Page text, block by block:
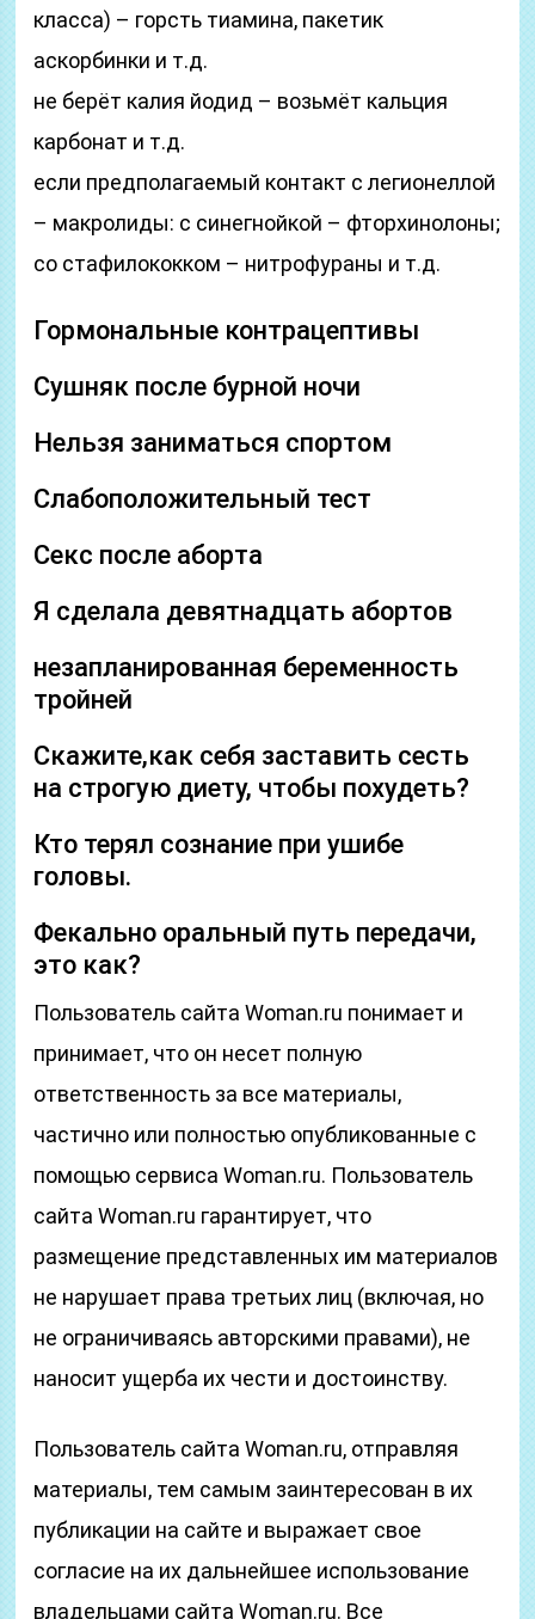
класса) – горсть тиамина, пакетик
аскорбинки и т.д.
не берёт калия йодид – возьмёт кальция
карбонат и т.д.
если предполагаемый контакт с легионеллой
– макролиды: с синегнойкой – фторхинолоны;
со стафилококком – нитрофураны и т.д.
Гормональные контрацептивы
Сушняк после бурной ночи
Нельзя заниматься спортом
Слабоположительный тест
Секс после аборта
Я сделала девятнадцать абортов
незапланированная беременность
тройней
Скажите,как себя заставить сесть
на строгую диету, чтобы похудеть?
Кто терял сознание при ушибе
головы.
Фекально оральный путь передачи,
это как?
Пользователь сайта Woman.ru понимает и
принимает, что он несет полную
ответственность за все материалы,
частично или полностью опубликованные с
помощью сервиса Woman.ru. Пользователь
сайта Woman.ru гарантирует, что
размещение представленных им материалов
не нарушает права третьих лиц (включая, но
не ограничиваясь авторскими правами), не
наносит ущерба их чести и достоинству.
Пользователь сайта Woman.ru, отправляя
материалы, тем самым заинтересован в их
публикации на сайте и выражает свое
согласие на их дальнейшее использование
владельцами сайта Woman.ru. Все